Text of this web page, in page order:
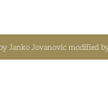
Janko Jovanovicmodified